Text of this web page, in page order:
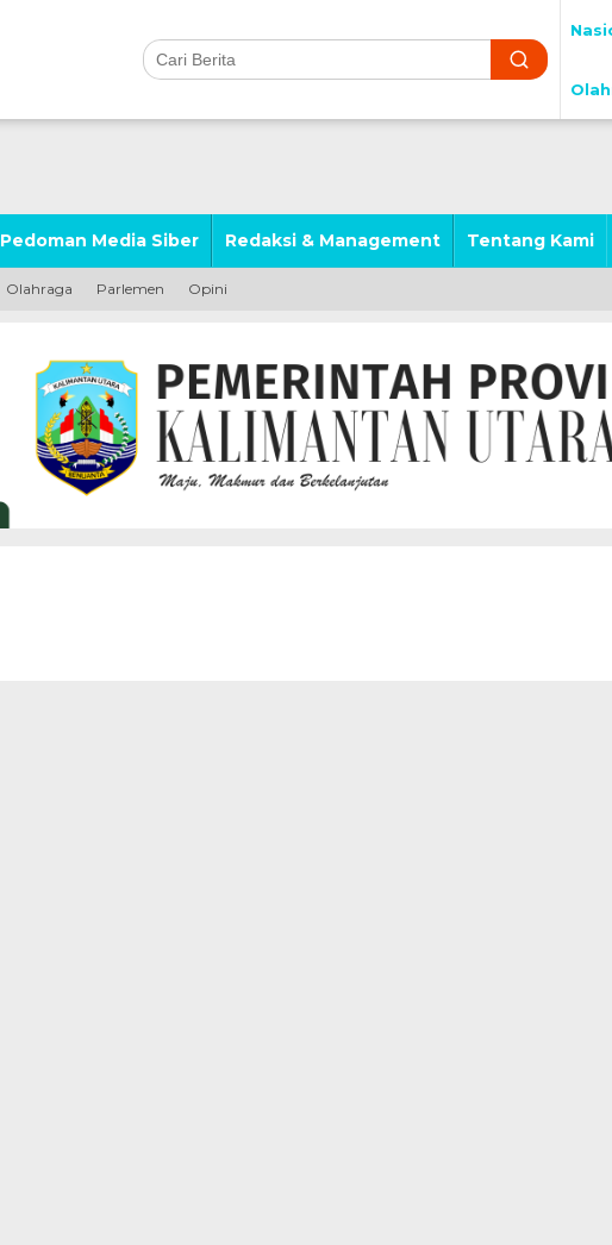
Pedoman Media Siber Redaksi & Management Tentang Kami
Olahraga Parlemen Opini